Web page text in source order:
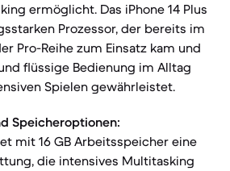
ermöglicht. Das iPhone 14 Plus
Prozessor, der bereits im
Pro-Reihe zum Einsatz kam und
flüssige Bedienung im Alltag
Spielen gewährleistet.
Speicheroptionen:
mit 16 GB Arbeitsspeicher eine
die intensives Multitasking